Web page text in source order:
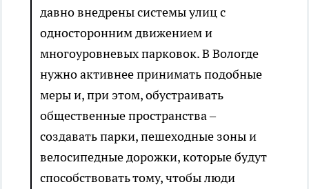
давно внедрены системы улиц с
односторонним движением и
многоуровневых парковок. В Вологде
нужно активнее принимать подобные
меры и, при этом, обустраивать
общественные пространства –
создавать парки, пешеходные зоны и
велосипедные дорожки, которые будут
способствовать тому, чтобы люди